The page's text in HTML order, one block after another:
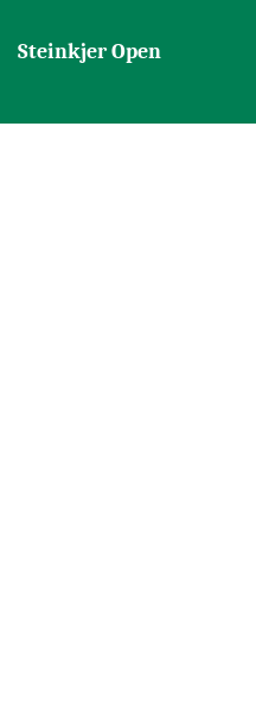
Steinkjer Open